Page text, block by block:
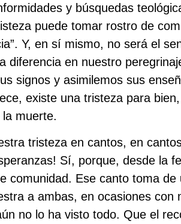
y búsquedas
puede tomar rostro de
Y, en sí mismo, no será el
diferencia en nuestro
signos y asimilemos sus
existe una tristeza para
muerte.
tristeza en cantos, en
Sí, porque, desde la
comunidad. Ese canto toma
a ambas, en ocasiones con
no lo ha visto todo. Que el